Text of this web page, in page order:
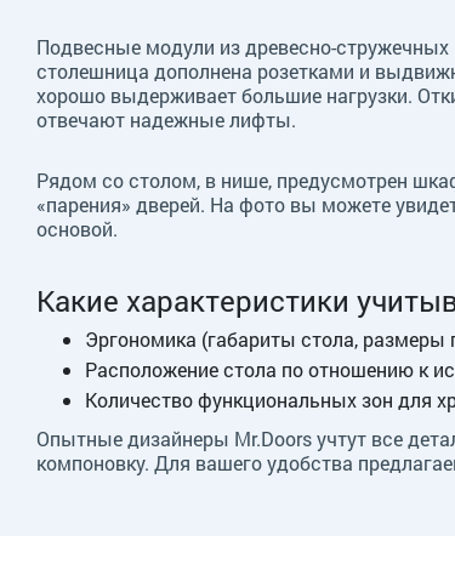
Подвесные модули из древесно-стружечных
столешница дополнена розетками и
хорошо выдерживает большие нагрузки.
отвечают надежные лифты.
Рядом со столом, в нише, предусмотрен
«парения» дверей. На фото вы можете
основой.
Какие характеристики
Эргономика (габариты стола, размеры
Расположение стола по отношению к
Количество функциональных зон для
Опытные дизайнеры Mr.Doors учтут все
компоновку. Для вашего удобства